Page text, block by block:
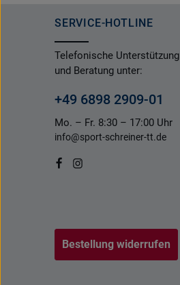
SERVICE-HOTLINE
Telefonische Unterstützung
und Beratung unter:
+49 6898 2909-01
Mo. – Fr. 8:30 – 17:00 Uhr
info@sport-schreiner-tt.de
Bestellung widerrufen